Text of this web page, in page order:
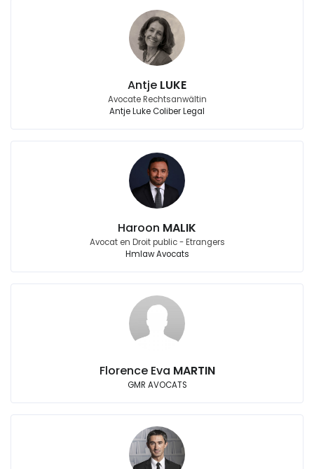
Antje LUKE
Avocate Rechtsanwältin
Antje Luke Coliber Legal
Haroon MALIK
Avocat en Droit public - Etrangers
Hmlaw Avocats
Florence Eva MARTIN
GMR AVOCATS